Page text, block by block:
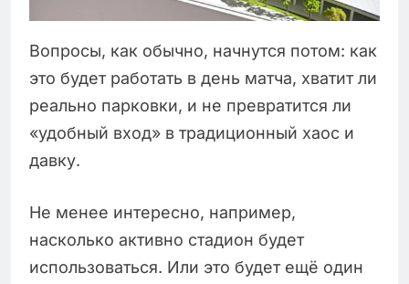
Вопросы, как обычно, начнутся потом: как
это будет работать в день матча, хватит ли
реально парковки, и не превратится ли
«удобный вход» в традиционный хаос и
давку.
Не менее интересно, например,
насколько активно стадион будет
использоваться. Или это будет ещё один